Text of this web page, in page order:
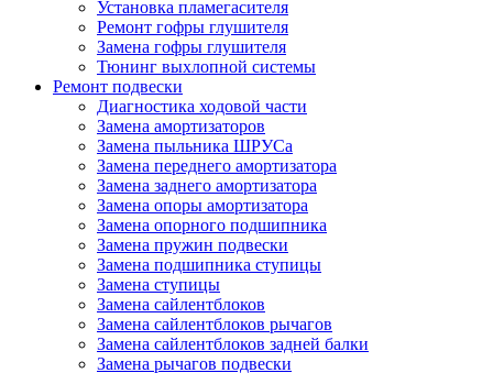
Установка пламегасителя
Ремонт гофры глушителя
Замена гофры глушителя
Тюнинг выхлопной системы
Ремонт подвески
Диагностика ходовой части
Замена амортизаторов
Замена пыльника ШРУСа
Замена переднего амортизатора
Замена заднего амортизатора
Замена опоры амортизатора
Замена опорного подшипника
Замена пружин подвески
Замена подшипника ступицы
Замена ступицы
Замена сайлентблоков
Замена сайлентблоков рычагов
Замена сайлентблоков задней балки
Замена рычагов подвески